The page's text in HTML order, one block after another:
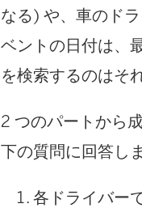
なる) や、車のド
ベントの日付は、
を検索するのはそ
2 つのパートから
下の質問に回答し
各ドライバー